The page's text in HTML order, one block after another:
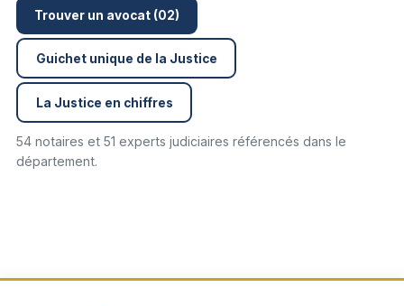
Trouver un avocat (02)
Guichet unique de la Justice
La Justice en chiffres
54 notaires et 51 experts judiciaires référencés dans le
département.